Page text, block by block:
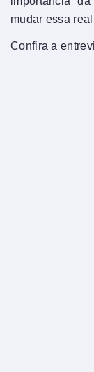
mudar essa
Confira a